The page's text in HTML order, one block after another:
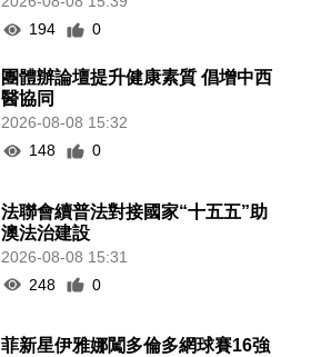
194
0
團體辦論壇提升健康素質 倡增中西
醫協同
2026-08-08 15:32
148
0
法聯會續普法對接國家“十五五”助
澳法治建設
2026-08-08 15:31
248
0
菲新星伊雅娜闖多倫多網球賽16強